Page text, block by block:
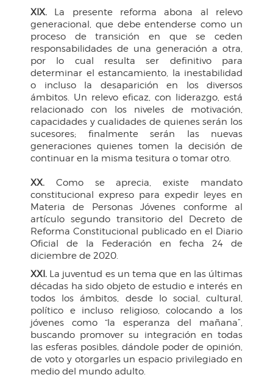
XIX. La presente reforma abona al relevo
generacional, que debe entenderse como un
proceso de transición en que se ceden
responsabilidades de una generación a otra,
por lo cual resulta ser definitivo para
determinar el estancamiento, la inestabilidad
o incluso la desaparición en los diversos
ámbitos. Un relevo eficaz, con liderazgo, está
relacionado con los niveles de motivación,
capacidades y cualidades de quienes serán los
sucesores; finalmente serán las nuevas
generaciones quienes tomen la decisión de
continuar en la misma tesitura o tomar otro.
XX. Como se aprecia, existe mandato
constitucional expreso para expedir leyes en
Materia de Personas Jóvenes conforme al
artículo segundo transitorio del Decreto de
Reforma Constitucional publicado en el Diario
Oficial de la Federación en fecha 24 de
diciembre de 2020.
XXI. La juventud es un tema que en las últimas
décadas ha sido objeto de estudio e interés en
todos los ámbitos, desde lo social, cultural,
político e incluso religioso, colocando a los
jóvenes como “la esperanza del mañana”,
buscando promover su integración en todas
las esferas posibles, dándole poder de opinión,
de voto y otorgarles un espacio privilegiado en
medio del mundo adulto.